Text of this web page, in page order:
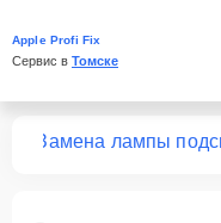
Apple Profi Fix
Сервис в Томске
Замена лампы